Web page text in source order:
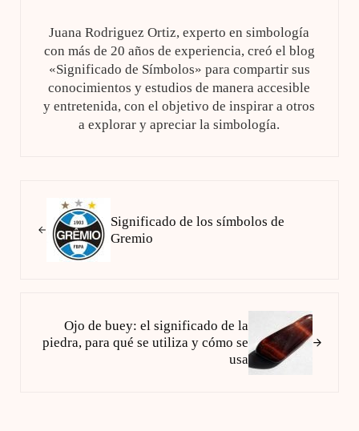
Juana Rodriguez Ortiz, experto en simbología
con más de 20 años de experiencia, creó el blog
«Significado de Símbolos» para compartir sus
conocimientos y estudios de manera accesible
y entretenida, con el objetivo de inspirar a otros
a explorar y apreciar la simbología.
Significado de los símbolos de
Gremio
Ojo de buey: el significado de la
piedra, para qué se utiliza y cómo se
usa